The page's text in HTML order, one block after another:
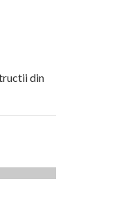
din